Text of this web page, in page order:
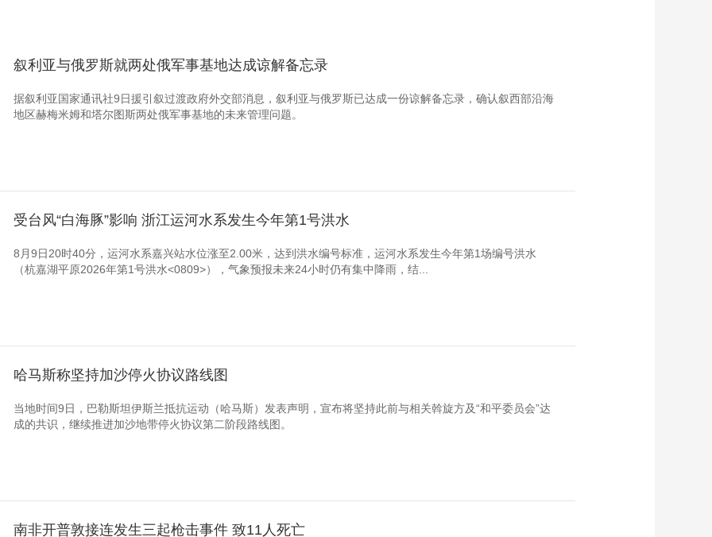
叙利亚与俄罗斯就两处俄军事基地达成谅解备忘录
据叙利亚国家通讯社9日援引叙过渡政府外交部消息，叙利亚与俄罗斯已达成一份谅解备忘录，确认叙西部沿海
地区赫梅米姆和塔尔图斯两处俄军事基地的未来管理问题。
受台风“白海豚”影响 浙江运河水系发生今年第1号洪水
8月9日20时40分，运河水系嘉兴站水位涨至2.00米，达到洪水编号标准，运河水系发生今年第1场编号洪水
（杭嘉湖平原2026年第1号洪水<0809>），气象预报未来24小时仍有集中降雨，结...
哈马斯称坚持加沙停火协议路线图
当地时间9日，巴勒斯坦伊斯兰抵抗运动（哈马斯）发表声明，宣布将坚持此前与相关斡旋方及“和平委员会”达
成的共识，继续推进加沙地带停火协议第二阶段路线图。
南非开普敦接连发生三起枪击事件 致11人死亡